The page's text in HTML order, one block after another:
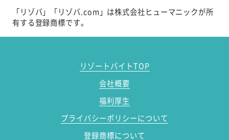
「リゾバ」「リゾバ.com」は株式会社ヒューマニックが所
有する登録商標です。
リゾートバイトTOP
会社概要
福利厚生
プライバシーポリシーについて
登録商標について